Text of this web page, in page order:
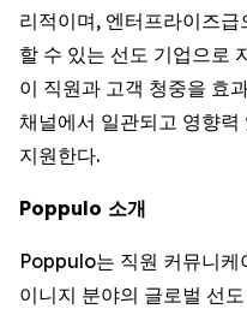
리적이며, 엔터프라이즈
할 수 있는 선도 기업으로
이 직원과 고객 청중을 효
채널에서 일관되고 영향
지원한다.
Poppulo 소개
Poppulo는 직원 커뮤니케
이니지 분야의 글로벌 선